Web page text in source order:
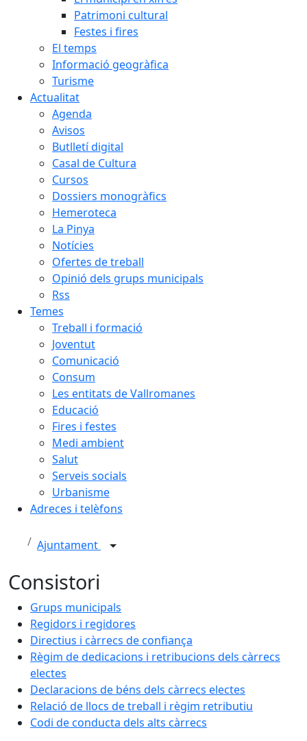
Patrimoni cultural
Festes i fires
El temps
Informació geogràfica
Turisme
Actualitat
Agenda
Avisos
Butlletí digital
Casal de Cultura
Cursos
Dossiers monogràfics
Hemeroteca
La Pinya
Notícies
Ofertes de treball
Opinió dels grups municipals
Rss
Temes
Treball i formació
Joventut
Comunicació
Consum
Les entitats de Vallromanes
Educació
Fires i festes
Medi ambient
Salut
Serveis socials
Urbanisme
Adreces i telèfons
Ajuntament
Consistori
Grups municipals
Regidors i regidores
Directius i càrrecs de confiança
Règim de dedicacions i retribucions dels càrrecs
electes
Declaracions de béns dels càrrecs electes
Relació de llocs de treball i règim retributiu
Codi de conducta dels alts càrrecs